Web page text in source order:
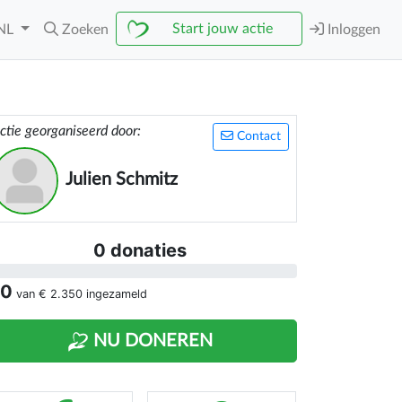
Zoeken Start jouw actie Inloggen
Contact
georganiseerd door:
Julien Schmitz
0 donaties
van € 2.350 ingezameld
NU DONEREN